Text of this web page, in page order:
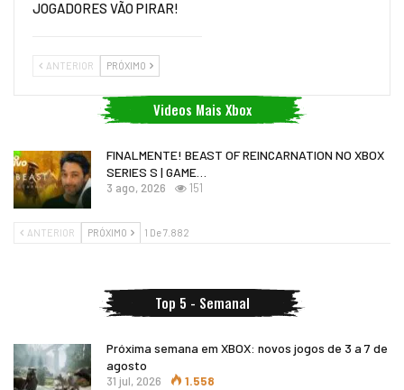
JOGADORES VÃO PIRAR!
ANTERIOR PRÓXIMO
Videos Mais Xbox
FINALMENTE! BEAST OF REINCARNATION NO XBOX
SERIES S | GAME…
3 ago, 2026 151
ANTERIOR PRÓXIMO 1 De 7.882
Top 5 - Semanal
Próxima semana em XBOX: novos jogos de 3 a 7 de
agosto
31 jul, 2026 1.558